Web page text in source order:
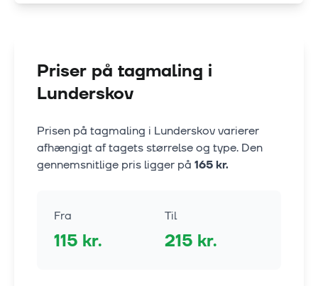
Priser på tagmaling i
Lunderskov
Prisen på tagmaling i Lunderskovvarierer
afhængigt af tagets størrelse og type. Den
gennemsnitlige pris ligger på 165kr.
Fra
115 kr.
Til
215 kr.